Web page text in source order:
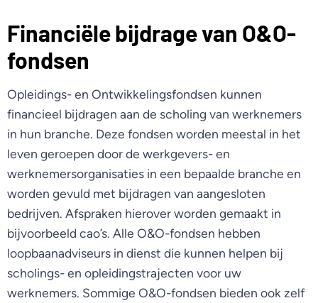
Financiële bijdrage van O&O-
fondsen
Opleidings- en Ontwikkelingsfondsen kunnen
financieel bijdragen aan de scholing van werknemers
in hun branche. Deze fondsen worden meestal in het
leven geroepen door de werkgevers- en
werknemersorganisaties in een bepaalde branche en
worden gevuld met bijdragen van aangesloten
bedrijven. Afspraken hierover worden gemaakt in
bijvoorbeeld cao’s. Alle O&O-fondsen hebben
loopbaanadviseurs in dienst die kunnen helpen bij
scholings- en opleidingstrajecten voor uw
werknemers. Sommige O&O-fondsen bieden ook zelf